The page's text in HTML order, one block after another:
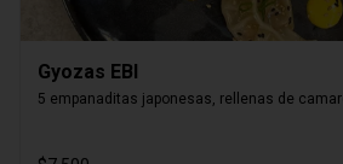
Gyozas EBI
5 empanaditas japonesas, rellenas de